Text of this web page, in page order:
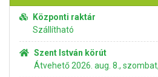
Központi raktár
Szállítható
Szent István körút
Átvehető 2026. aug. 8.,